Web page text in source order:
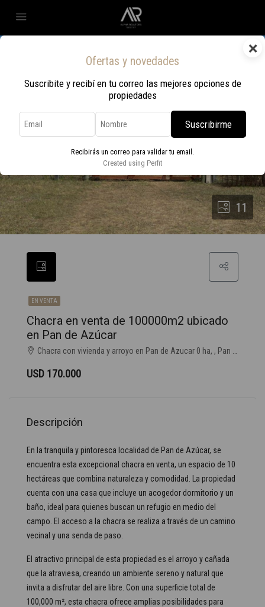
×
Ofertas y novedades
Suscribite y recibí en tu correo las mejores opciones de
propiedades
Suscribirme
Recibirás un correo para validar tu email.
Created using Perfit
11
EN VENTA
Chacra en venta de 100000m2 ubicado
en Pan de Azúcar
Chacra con vivienda y arroyo en Pan de Azucar 0 ha, , Pan de Azúcar
USD 170.000
Descripción
En la tranquila y pintoresca localidad de Pan de Azúcar, se
encuentra esta excepcional chacra en venta, un espacio de 10
hectáreas que combina naturaleza y comodidad. La propiedad
cuenta con una casa que incluye un acogedor dormitorio y un
baño, ideal para quienes buscan un refugio en medio del
campo. El acceso a la chacra se realiza a través de un camino
vecinal y una senda de paso.
El atractivo principal de esta propiedad es el arroyo y cañada
que la atraviesa, creando un ambiente sereno y natural que
invita a disfrutar del aire libre. Con una superficie total de
100,000 m², esta chacra ofrece amplias posibilidades para